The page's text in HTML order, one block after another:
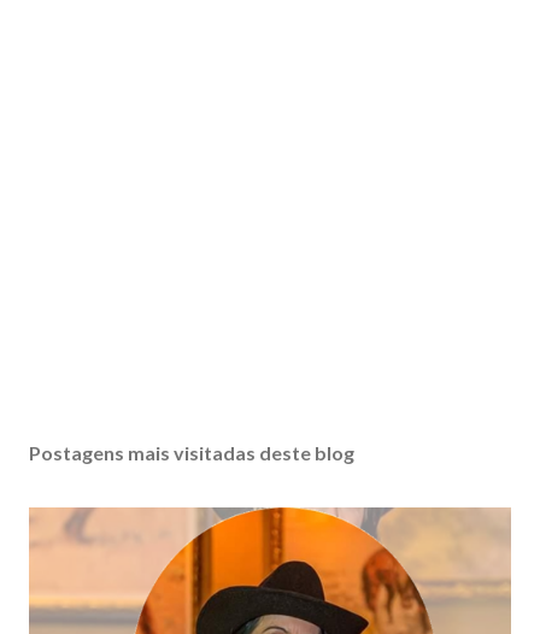
Postagens mais visitadas deste blog